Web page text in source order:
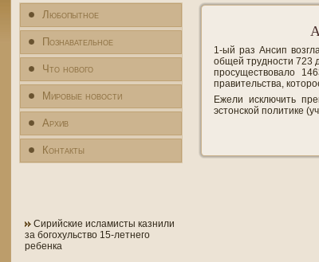
Любопытное
Познавательное
Что нового
Мировые новости
Архив
Контакты
Сирийские исламисты казнили
за богохульство 15-летнего
ребенка
1-ый раз Ансип
общей трудности 723
просуществовало
правительства,
Ежели исключить
эстонской политике